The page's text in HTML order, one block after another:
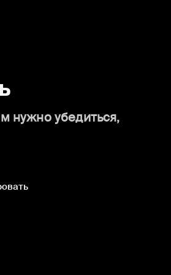
нужно убедиться,